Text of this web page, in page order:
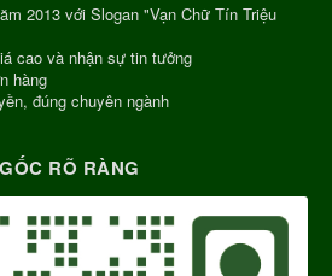
2013 với Slogan "Vạn Chữ Tín Triệu
cao và nhận sự tin tưởng
hàng
đúng chuyên ngành
RÕ RÀNG